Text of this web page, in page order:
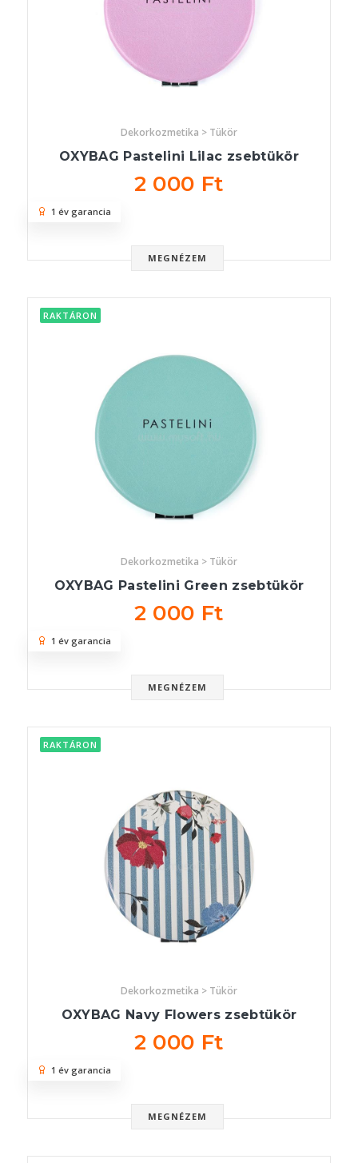
Dekorkozmetika > Tükör
OXYBAG Pastelini Lilac zsebtükör
2 000 Ft
MEGNÉZEM
1 év garancia
RAKTÁRON
Dekorkozmetika > Tükör
OXYBAG Pastelini Green zsebtükör
2 000 Ft
MEGNÉZEM
1 év garancia
RAKTÁRON
Dekorkozmetika > Tükör
OXYBAG Navy Flowers zsebtükör
2 000 Ft
MEGNÉZEM
1 év garancia